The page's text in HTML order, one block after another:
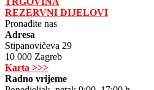
REZERVNI DIJELOVI
Pronađite nas
Adresa
Stipanovičeva 29
10 000 Zagreb
Karta >>>
Radno vrijeme